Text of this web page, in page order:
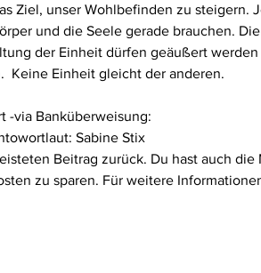
Ziel, unser Wohlbefinden zu steigern.
und die Seele gerade brauchen.
der Einheit dürfen geäußert werden
Keine Einheit gleicht der anderen.
-via Banküberweisung:
Sabine Stix
Beitrag zurück. Du hast auch
zu sparen. Für weitere